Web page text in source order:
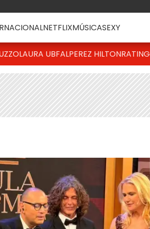
NETFLIXMÚSICASEXY
LAURA UBFALPEREZ HILTONRATING